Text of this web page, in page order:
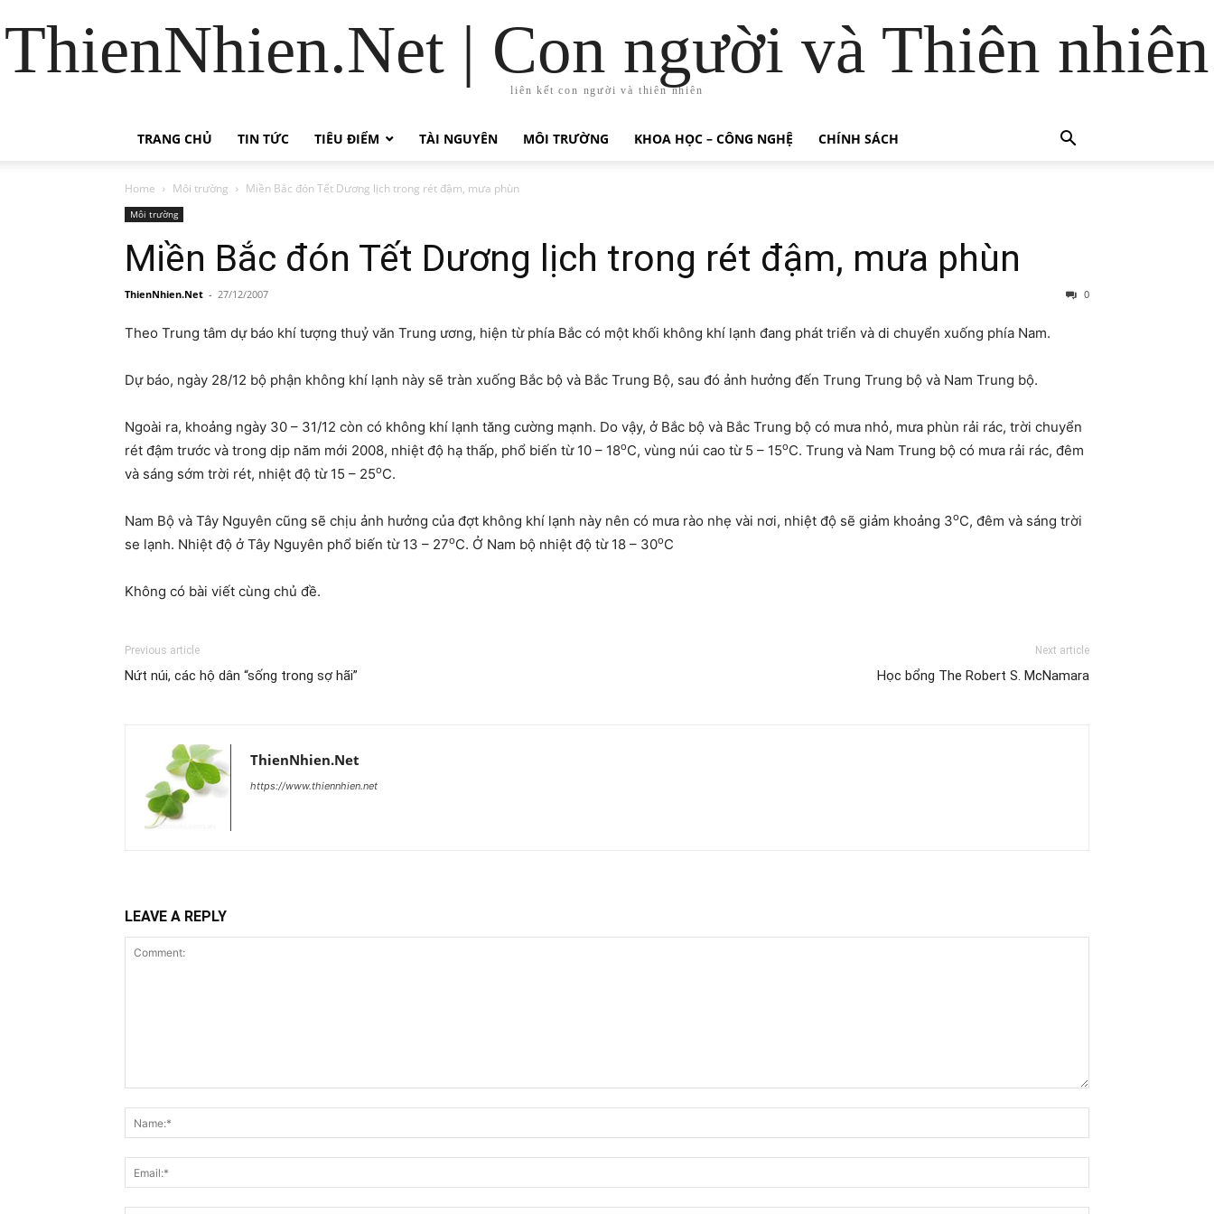
ThienNhien.Net | Con người và Thiên nhiên
liên kết con người và thiên nhiên
TRANG CHỦ TIN TỨC TIÊU ĐIỂM TÀI NGUYÊN MÔI TRƯỜNG KHOA HỌC – CÔNG NGHỆ CHÍNH SÁCH
Home Môi trường Miền Bắc đón Tết Dương lịch trong rét đậm, mưa phùn
Môi trường
Miền Bắc đón Tết Dương lịch trong rét đậm, mưa phùn
ThienNhien.Net - 27/12/2007 0
Theo Trung tâm dự báo khí tượng thuỷ văn Trung ương, hiện từ phía Bắc có một khối không khí lạnh đang phát triển và di chuyển xuống phía Nam.
Dự báo, ngày 28/12 bộ phận không khí lạnh này sẽ tràn xuống Bắc bộ và Bắc Trung Bộ, sau đó ảnh hưởng đến Trung Trung bộ và Nam Trung bộ.
Ngoài ra, khoảng ngày 30 – 31/12 còn có không khí lạnh tăng cường mạnh. Do vậy, ở Bắc bộ và Bắc Trung bộ có mưa nhỏ, mưa phùn rải rác, trời chuyển
rét đậm trước và trong dịp năm mới 2008, nhiệt độ hạ thấp, phổ biến từ 10 – 18oC, vùng núi cao từ 5 – 15oC. Trung và Nam Trung bộ có mưa rải rác, đêm
và sáng sớm trời rét, nhiệt độ từ 15 – 25oC.
Nam Bộ và Tây Nguyên cũng sẽ chịu ảnh hưởng của đợt không khí lạnh này nên có mưa rào nhẹ vài nơi, nhiệt độ sẽ giảm khoảng 3oC, đêm và sáng trời
se lạnh. Nhiệt độ ở Tây Nguyên phổ biến từ 13 – 27oC. Ở Nam bộ nhiệt độ từ 18 – 30oC
Không có bài viết cùng chủ đề.
Previous article
Nứt núi, các hộ dân “sống trong sợ hãi”
Next article
Học bổng The Robert S. McNamara
ThienNhien.Net
https://www.thiennhien.net
LEAVE A REPLY